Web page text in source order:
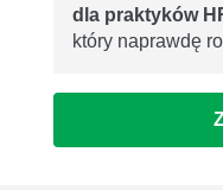
dla praktyków
który naprawdę